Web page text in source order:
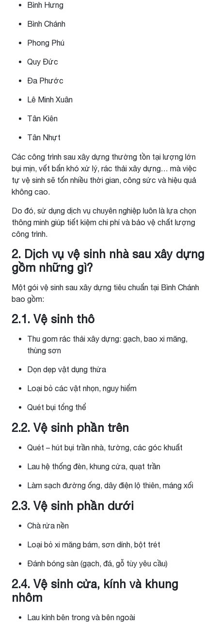
Bình Hưng
Bình Chánh
Phong Phú
Quy Đức
Đa Phước
Lê Minh Xuân
Tân Kiên
Tân Nhựt
Các công trình sau xây dựng thường tồn tại lượng lớn
bụi mịn, vết bẩn khó xử lý, rác thải xây dựng… mà việc
tự vệ sinh sẽ tốn nhiều thời gian, công sức và hiệu quả
không cao.
Do đó, sử dụng dịch vụ chuyên nghiệp luôn là lựa chọn
thông minh giúp tiết kiệm chi phí và bảo vệ chất lượng
công trình.
2. Dịch vụ vệ sinh nhà sau xây dựng
gồm những gì?
Một gói vệ sinh sau xây dựng tiêu chuẩn tại Bình Chánh
bao gồm:
2.1. Vệ sinh thô
Thu gom rác thải xây dựng: gạch, bao xi măng,
thùng sơn
Dọn dẹp vật dụng thừa
Loại bỏ các vật nhọn, nguy hiểm
Quét bụi tổng thể
2.2. Vệ sinh phần trên
Quét – hút bụi trần nhà, tường, các góc khuất
Lau hệ thống đèn, khung cửa, quạt trần
Làm sạch đường ống, dây điện lộ thiên, máng xối
2.3. Vệ sinh phần dưới
Chà rửa nền
Loại bỏ xi măng bám, sơn dính, bột trét
Đánh bóng sàn (gạch, đá, gỗ tùy yêu cầu)
2.4. Vệ sinh cửa, kính và khung
nhôm
Lau kính bên trong và bên ngoài